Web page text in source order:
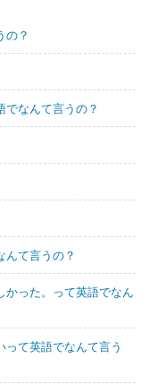
の？
なんて言うの？
んて言うの？
かった。って英語でなん
て英語でなんて言う